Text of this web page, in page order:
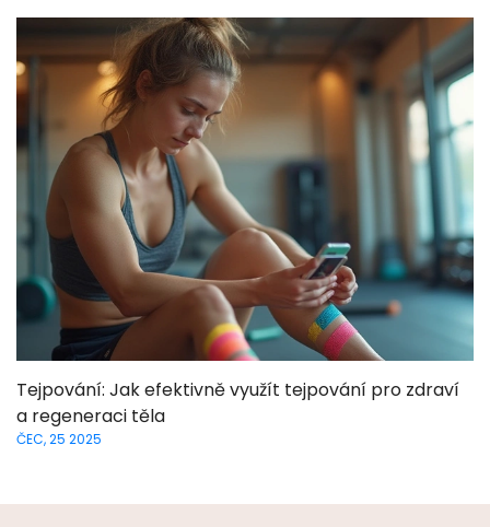
Tejpování: Jak efektivně využít tejpování pro zdraví
a regeneraci těla
ČEC, 25 2025